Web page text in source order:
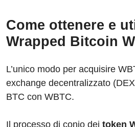
Come ottenere e
Wrapped Bitcoin
L’unico modo per acquisire
exchange decentralizzato
BTC con WBTC.
Il processo di conio dei token